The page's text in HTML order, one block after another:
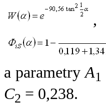
,
a parametryA1
C2 = 0,238.